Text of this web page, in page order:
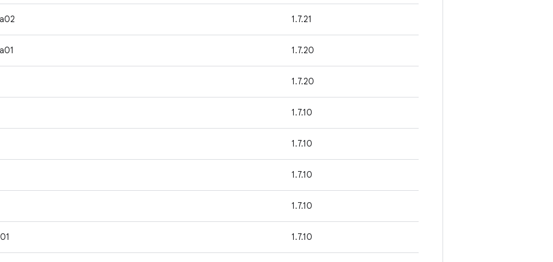
1.7.21
1.7.20
1.7.20
1.7.10
1.7.10
1.7.10
1.7.10
1.7.10